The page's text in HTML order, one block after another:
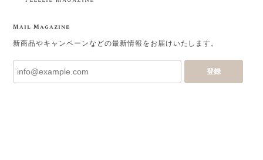
Mail Magazine
新商品やキャンペーンなどの最新情報をお届けいたします。
登録